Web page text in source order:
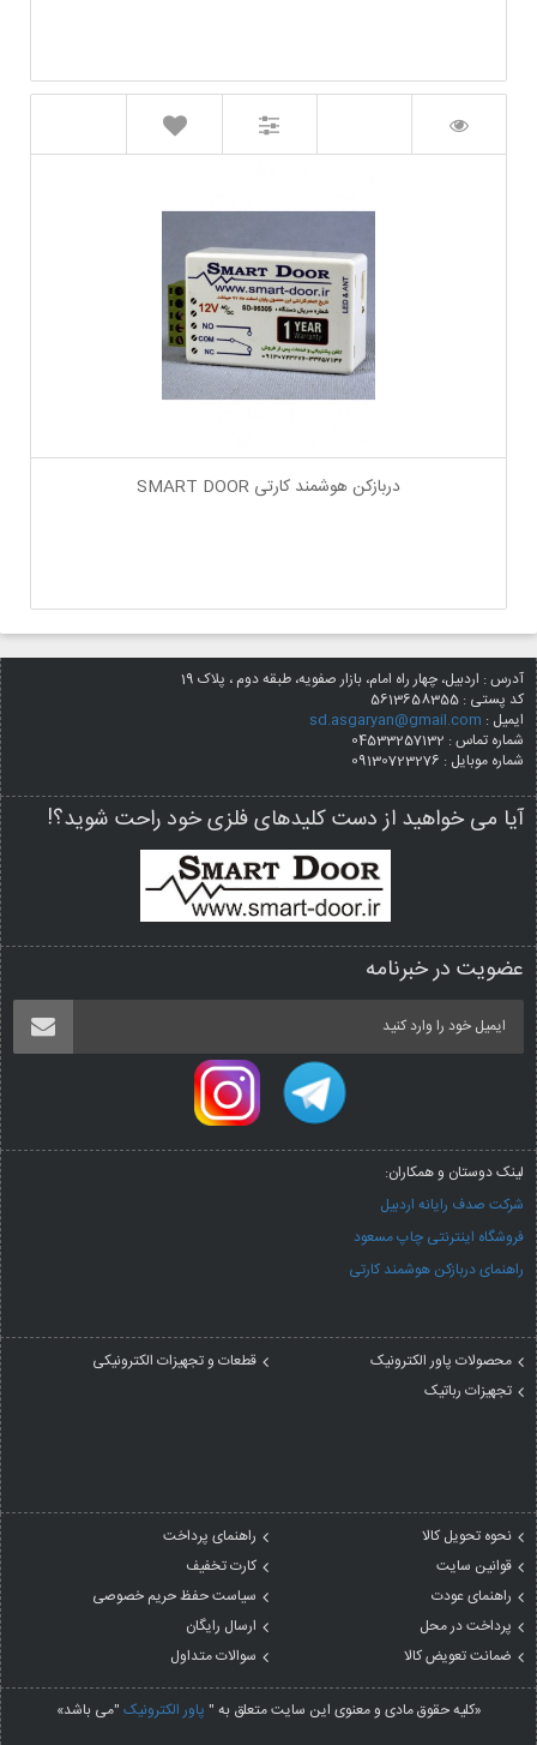
دربازکن هوشمند کارتی SMART DOOR
آدرس : اردبیل، چهار راه امام، بازار صفویه، طبقه دوم ، پلاک 19
کد پستی : 5613658355
ایمیل : sd.asgaryan@gmail.com
شماره تماس : 04533257132
شماره موبایل : 09130723276
آیا می خواهید از دست کلیدهای فلزی خود راحت شوید؟!
عضویت در خبرنامه
لینک دوستان و همکاران:
شرکت صدف رایانه اردبیل
فروشگاه اینترنتی چاپ مسعود
راهنمای دربازکن هوشمند کارتی
محصولات پاور الکترونیک
قطعات و تجهیزات الکترونیکی
تجهیزات رباتیک
نحوه تحویل کالا
راهنمای پرداخت
قوانین سایت
کارت تخفیف
راهنمای عودت
سیاست حفظ حریم خصوصی
پرداخت در محل
ارسال رایگان
ضمانت تعویض کالا
سوالات متداول
«کلیه حقوق مادی و معنوی این سایت متعلق به " پاور الکترونیک "می باشد»